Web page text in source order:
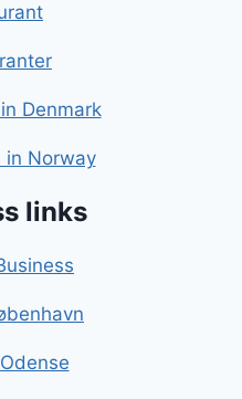
Denmark
in Norway
links